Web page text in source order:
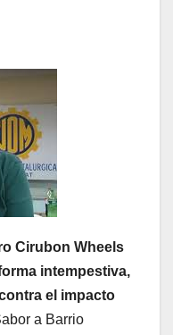
Cirubon Wheels
intempestiva,
el impacto
a Barrio